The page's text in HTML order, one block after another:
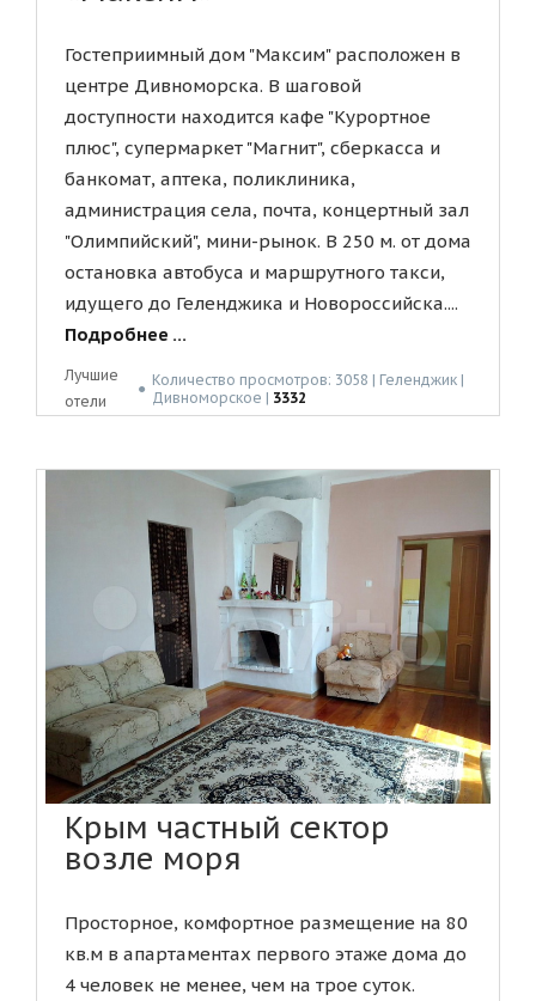
Гостеприимный дом "Максим" расположен в
центре Дивноморска. В шаговой
доступности находится кафе "Курортное
плюс", супермаркет "Магнит", сберкасса и
банкомат, аптека, поликлиника,
администрация села, почта, концертный зал
"Олимпийский", мини-рынок. В 250 м. от дома
остановка автобуса и маршрутного такси,
идущего до Геленджика и Новороссийска....
Подробнее ...
Лучшие
отели
● Количество просмотров: 3058 | Геленджик |
Дивноморское | 3332
Крым частный сектор
возле моря
Просторное, комфортное размещение на 80
кв.м в апартаментах первого этаже дома до
4 человек не менее, чем на трое суток.